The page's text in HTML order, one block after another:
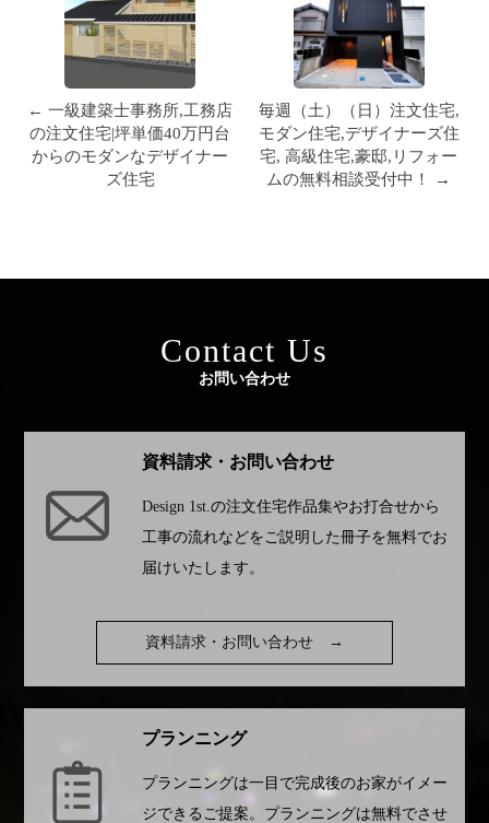
← 一級建築士事務所,工務店
の注文住宅|坪単価40万円台
からのモダンなデザイナー
ズ住宅
毎週（土）（日）注文住宅,
モダン住宅,デザイナーズ住
宅, 高級住宅,豪邸,リフォー
ムの無料相談受付中！ →
Contact Us
お問い合わせ
資料請求・お問い合わせ
Design 1st.の注文住宅作品集やお打合せから
工事の流れなどをご説明した冊子を無料でお
届けいたします。
資料請求・お問い合わせ →
プランニング
プランニングは一目で完成後のお家がイメー
ジできるご提案。プランニングは無料でさせ